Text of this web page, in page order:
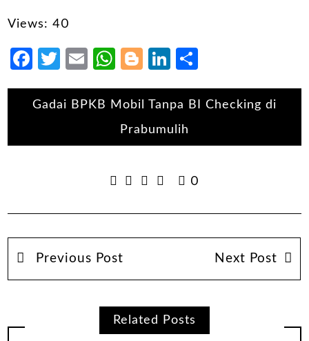
Views: 40
Facebook
Twitter
EmailWhatsApp
Blogger
LinkedIn
Gadai BPKB Mobil Tanpa BI Checking di
Prabumulih
0
Previous Post Next Post
Related Posts